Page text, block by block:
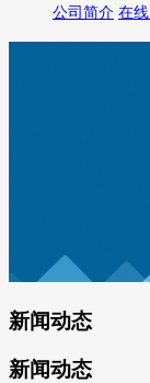
公司简介 在
新闻动态
新闻动态